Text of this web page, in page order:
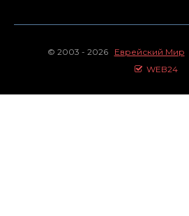
© 2003 - 2026 Еврейский Мир
WEB24